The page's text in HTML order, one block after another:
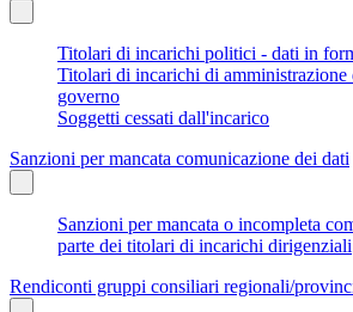
Titolari di incarichi politici - dati in
Titolari di incarichi di amministrazione
governo
Soggetti cessati dall'incarico
Sanzioni per mancata comunicazione dei dati
Sanzioni per mancata o incompleta
parte dei titolari di incarichi dirigenziali
Rendiconti gruppi consiliari regionali/